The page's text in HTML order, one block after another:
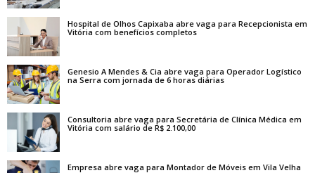
Hospital de Olhos Capixaba abre vaga para Recepcionista em
Vitória com benefícios completos
Genesio A Mendes & Cia abre vaga para Operador Logístico
na Serra com jornada de 6 horas diárias
Consultoria abre vaga para Secretária de Clínica Médica em
Vitória com salário de R$ 2.100,00
Empresa abre vaga para Montador de Móveis em Vila Velha